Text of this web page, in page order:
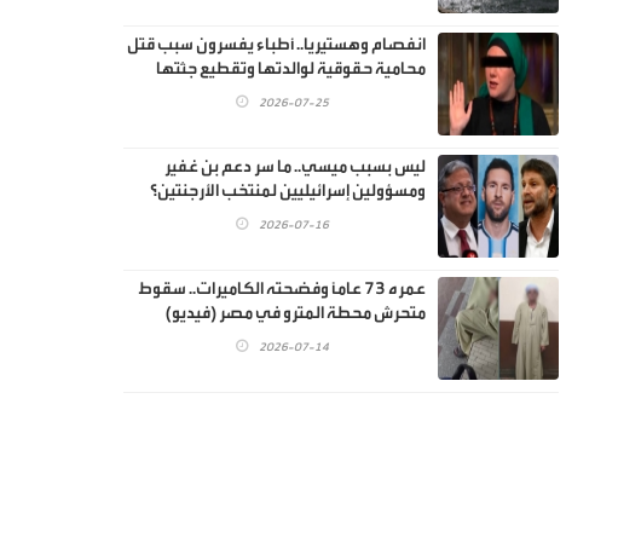
انفصام وهستيريا.. أطباء يفسرون سبب قتل
محامية حقوقية لوالدتها وتقطيع جثتها
2026-07-25
ليس بسبب ميسي.. ما سر دعم بن غفير
ومسؤولين إسرائيليين لمنتخب الأرجنتين؟
2026-07-16
عمره 73 عاماً وفضحته الكاميرات.. سقوط
متحرش محطة المترو في مصر (فيديو)
2026-07-14